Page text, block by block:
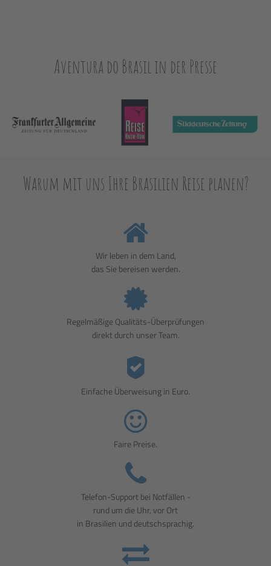
Aventura do Brasil in der Presse
Warum mit uns Ihre Brasilien Reise planen?
Wir leben in dem Land,
das Sie bereisen werden.
Regelmäßige Qualitäts-Überprüfungen
direkt durch unser Team.
Einfache Überweisung in Euro.
Faire Preise.
Telefon-Support bei Notfällen -
rund um die Uhr, vor Ort
in Brasilien und deutschsprachig.